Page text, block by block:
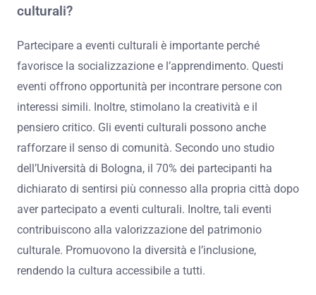
culturali?
Partecipare a eventi culturali è importante perché
favorisce la socializzazione e l’apprendimento. Questi
eventi offrono opportunità per incontrare persone con
interessi simili. Inoltre, stimolano la creatività e il
pensiero critico. Gli eventi culturali possono anche
rafforzare il senso di comunità. Secondo uno studio
dell’Università di Bologna, il 70% dei partecipanti ha
dichiarato di sentirsi più connesso alla propria città dopo
aver partecipato a eventi culturali. Inoltre, tali eventi
contribuiscono alla valorizzazione del patrimonio
culturale. Promuovono la diversità e l’inclusione,
rendendo la cultura accessibile a tutti.